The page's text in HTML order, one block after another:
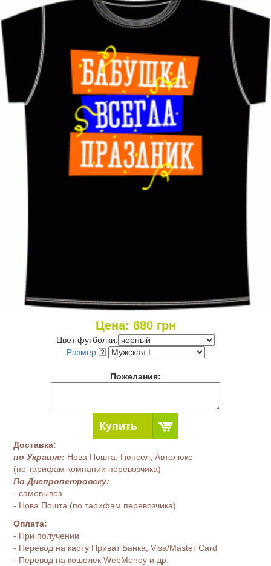
Цена: 680грн
Цвет футболки:
Размер
:
Пожелания:
Купить
Доставка:
по Украине: Нова Пошта, Гюнсел, Автолюкс
(по тарифам компании перевозчика)
По Днепропетровску:
- самовывоз
- Нова Пошта (по тарифам перевозчика)
Оплата:
- При получении
- Перевод на карту Приват Банка, Visa/Master Card
- Перевод на кошелек WebMoney и др.